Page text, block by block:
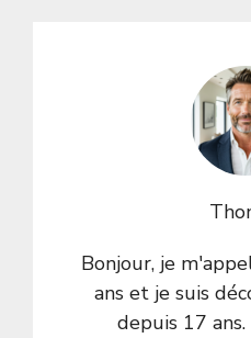
Bonjour, je
ans et je suis
depuis 17